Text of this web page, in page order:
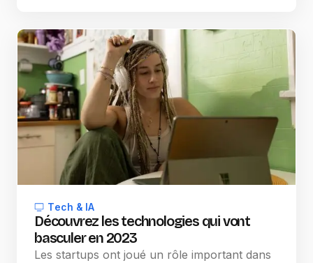
Tech & IA
Découvrez les technologies qui vont
basculer en 2023
Les startups ont joué un rôle important dans